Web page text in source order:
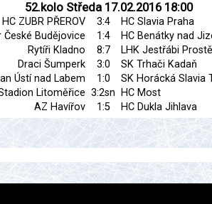
52.kolo Středa 17.02.2016 18:00
HC ZUBR PŘEROV 3:4
HC Slavia Praha
České Budějovice
1:4
HC Benátky nad
Rytíři Kladno
8:7
LHK Jestřábi
Draci Šumperk
3:0
SK Trhači Kadaň
Ústí nad Labem
1:0
SK Horácká Slavia
Litoměřice 3:2sn
HC Most
AZ Havířov
1:5 HC Dukla Jihlava